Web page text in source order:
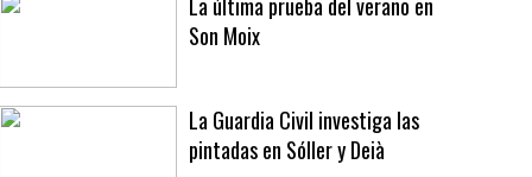
Incentivar hábitos más saludables, un acierto
Son Moix